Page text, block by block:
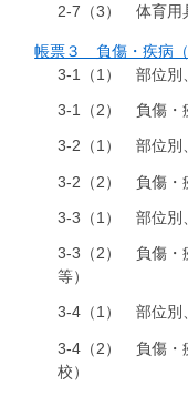
2-7（3） 体育用
帳票３ 負傷・疾病（
3-1（1） 部位別
3-1（2） 負傷・
3-2（1） 部位別
3-2（2） 負傷・
3-3（1） 部位別
3-3（2） 負傷・
等）
3-4（1） 部位別
3-4（2） 負傷・
校）